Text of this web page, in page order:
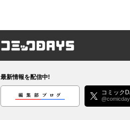
同じ著者の作品・関連作品
金城宗幸/三